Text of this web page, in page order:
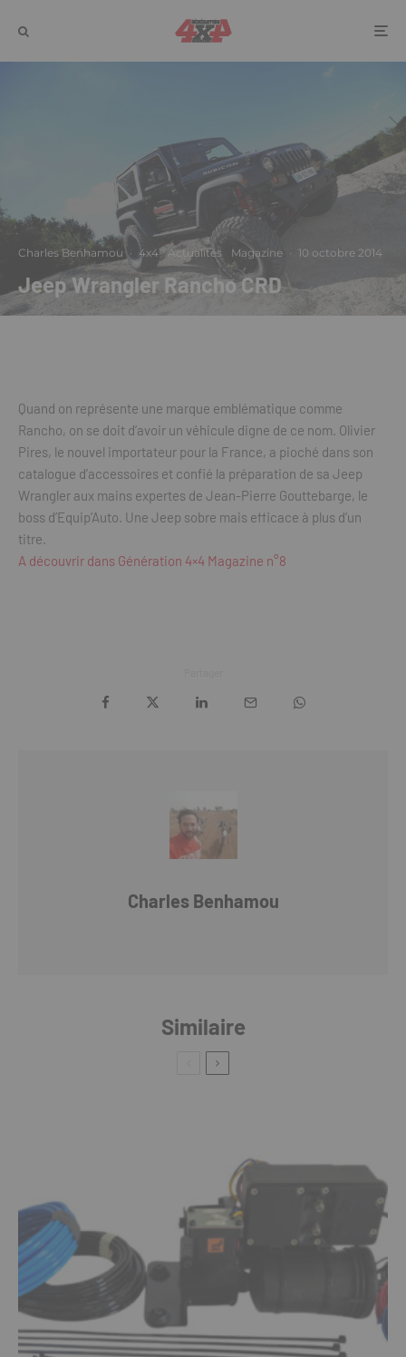
Charles Benhamou · 4x4 Actualités Magazine · 10 octobre 2014
Jeep Wrangler Rancho CRD
Quand on représente une marque emblématique comme
Rancho, on se doit d’avoir un véhicule digne de ce nom. Olivier
Pires, le nouvel importateur pour la France, a pioché dans son
catalogue d’accessoires et confié la préparation de sa Jeep
Wrangler aux mains expertes de Jean-Pierre Gouttebarge, le
boss d’Equip’Auto. Une Jeep sobre mais efficace à plus d’un
titre.
A découvrir dans Génération 4×4 Magazine n°8
Charles Benhamou
Similaire